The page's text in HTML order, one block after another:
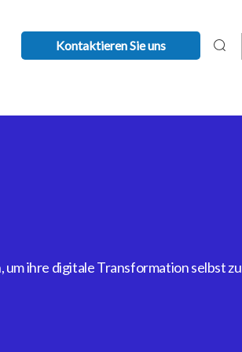
Kontaktieren Sie uns
ihre digitale Transformation selbst zu